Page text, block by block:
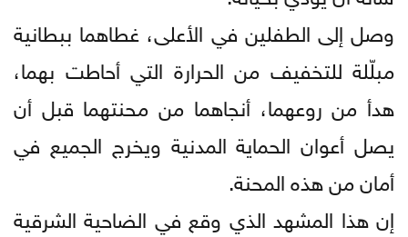
وصل إلى الطفلين في الأعلى، غطاهما ببطانية
مبلّلة للتخفيف من الحرارة التي أحاطت بهما،
هدأ من روعهما، أنجاهما من محنتهما قبل أن
يصل أعوان الحماية المدنية ويخرج الجميع في
أمان من هذه المحنة.
إن هذا المشهد الذي وقع في الضاحية الشرقية